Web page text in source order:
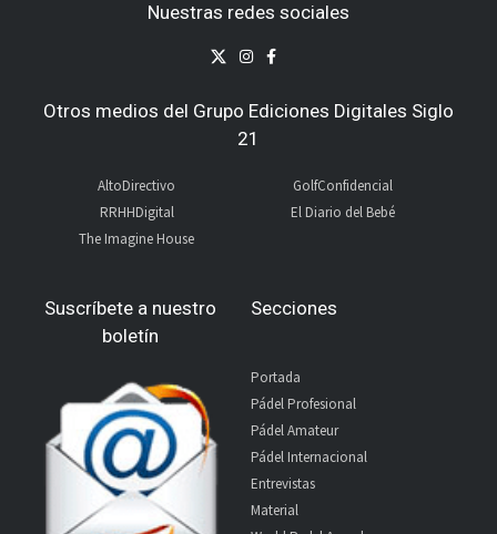
Nuestras redes sociales
Otros medios del Grupo Ediciones Digitales Siglo
21
AltoDirectivo
RRHHDigital
The Imagine House
GolfConfidencial
El Diario del Bebé
Suscríbete a nuestro
boletín
Secciones
Portada
Pádel Profesional
Pádel Amateur
Pádel Internacional
Entrevistas
Material